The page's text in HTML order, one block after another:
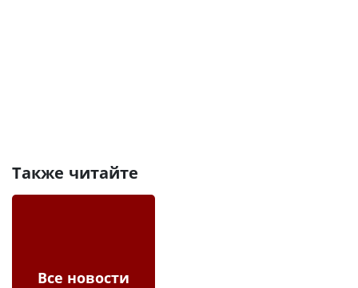
Также читайте
Все новости